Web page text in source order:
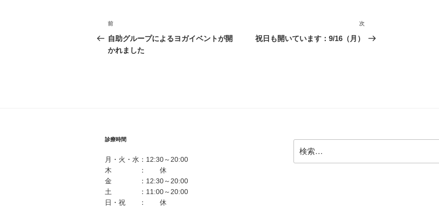
投
稿
ナ
ョ
ン
前
の
投
前
自助グループによるヨガイベントが開
かれました
次
の
次
祝日も開いています：9/16（月）
診療時間
月・火・水：12:30～20:00
木 ： 休
金 ：12:30～20:00
土 ：11:00～20:00
日・祝 ： 休
索: